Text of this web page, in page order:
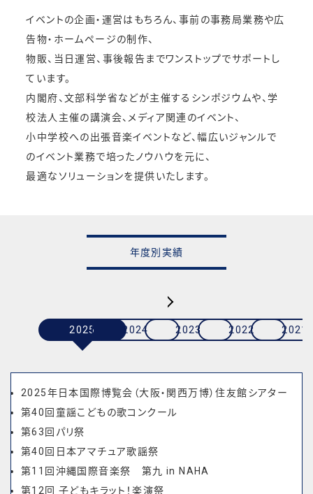
イベントの企画・運営はもちろん、事前の事務局業務や広
告物・ホームページの制作、
物販、当日運営、事後報告までワンストップでサポートし
ています。
内閣府、文部科学省などが主催するシンポジウムや、学
校法人主催の講演会、メディア関連のイベント、
小中学校への出張音楽イベントなど、幅広いジャンルで
のイベント業務で培ったノウハウを元に、
最適なソリューションを提供いたします。
年度別実績
2025 2024 2023 2022 2021
2025年日本国際博覧会（大阪・関西万博）住友館シアター
第40回童謡こどもの歌コンクール
第63回パリ祭
第40回日本アマチュア歌謡祭
第11回沖縄国際音楽祭 第九 in NAHA
第12回 子どもキラット！楽演祭